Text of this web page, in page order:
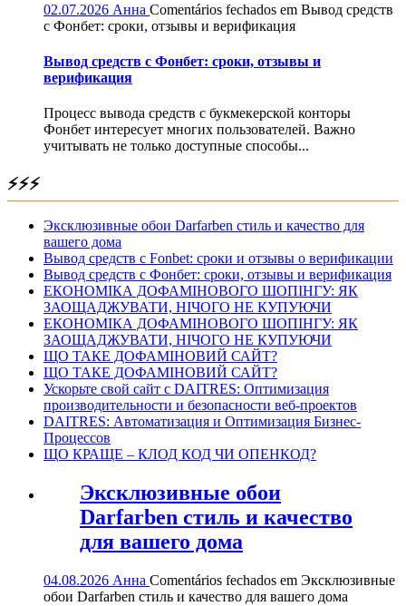
02.07.2026 Анна Comentários fechados em Вывод средств
с Фонбет: сроки, отзывы и верификация
Вывод средств с Фонбет: сроки, отзывы и
верификация
Процесс вывода средств с букмекерской конторы
Фонбет интересует многих пользователей. Важно
учитывать не только доступные способы...
⚡⚡⚡
Эксклюзивные обои Darfarben стиль и качество для
вашего дома
Вывод средств с Fonbet: сроки и отзывы о верификации
Вывод средств с Фонбет: сроки, отзывы и верификация
ЕКОНОМІКА ДОФАМІНОВОГО ШОПІНГУ: ЯК
ЗАОЩАДЖУВАТИ, НІЧОГО НЕ КУПУЮЧИ
ЕКОНОМІКА ДОФАМІНОВОГО ШОПІНГУ: ЯК
ЗАОЩАДЖУВАТИ, НІЧОГО НЕ КУПУЮЧИ
ЩО ТАКЕ ДОФАМІНОВИЙ САЙТ?
ЩО ТАКЕ ДОФАМІНОВИЙ САЙТ?
Ускорьте свой сайт с DAITRES: Оптимизация
производительности и безопасности веб-проектов
DAITRES: Автоматизация и Оптимизация Бизнес-
Процессов
ЩО КРАЩЕ – КЛОД КОД ЧИ ОПЕНКОД?
Эксклюзивные обои
Darfarben стиль и качество
для вашего дома
04.08.2026 Анна Comentários fechados em Эксклюзивные
обои Darfarben стиль и качество для вашего дома